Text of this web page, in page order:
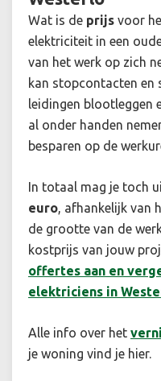
Wat is de prijs voor
elektriciteit in een
van het werk op zich
kan stopcontacten en
leidingen blootleggen
al onder handen
besparen op de
In totaal mag je toch
euro, afhankelijk van
de grootte van de
kostprijs van jouw
offertes aan en
elektriciens in
Alle info over het
je woning vind je hier.